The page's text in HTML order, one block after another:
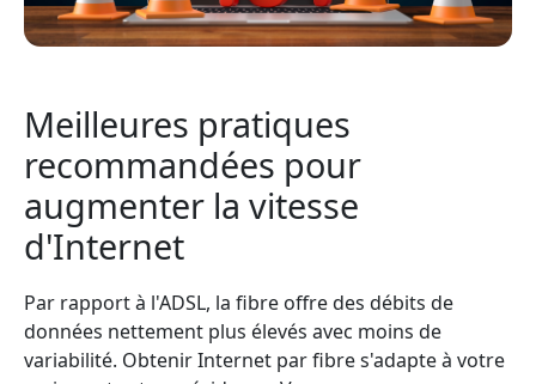
Meilleures pratiques
recommandées pour
augmenter la vitesse
d'Internet
Par rapport à l'ADSL, la fibre offre des débits de
données nettement plus élevés avec moins de
variabilité. Obtenir Internet par fibre s'adapte à votre